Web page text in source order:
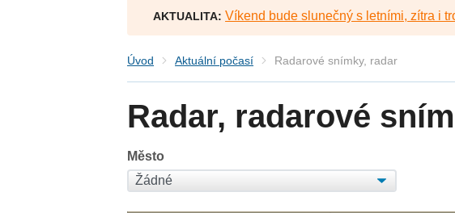
AKTUALITA: Víkend bude slunečný s letními, zítra i
Úvod Aktuální počasí Radarové snímky, radar
Radar, radarové
Město